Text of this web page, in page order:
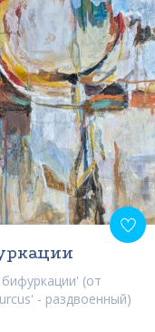
(от
- раздвоенный)